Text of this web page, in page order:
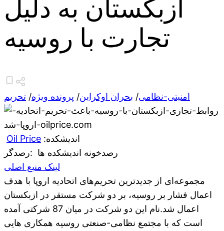
ازبکستان به دلیل
تجارت با روسیه
امنیتی-نظامی/ بحران اوکراین/ پرونده ویژه/ تحریم
Oil Price :اندیشکده
رصدخونه اندیشکده ها :رصدگر
لینک منبع اصلی
مجموعه‌ای از جدیدترین تحریم‌های اتحادیه اروپا با هدف
اعمال فشار بر روسیه، بر دو شرکت مستقر در ازبکستان
اعمال شد.نام این دو شرکت در میان 87 شرکتی آمده
است که با مجتمع نظامی-صنعتی روسیه همکاری هایی